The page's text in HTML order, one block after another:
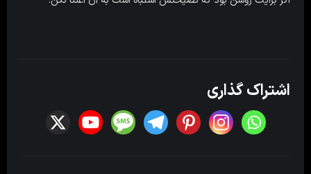
اشتراک گذاری